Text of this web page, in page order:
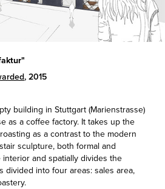
,2015
building in Stuttgart (Marienstrasse)
as a coffee factory. It takes up the
as a contrast to the modern
sculpture, both formal and
and spatially divides the
divided into four areas: sales area,